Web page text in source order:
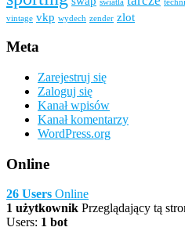
vintage vkp wydech zender zlot
Meta
Zarejestruj się
Zaloguj się
Kanał wpisów
Kanał komentarzy
WordPress.org
Online
26 Users Online
1 użytkownik Przeglądający tą
Users: 1 bot